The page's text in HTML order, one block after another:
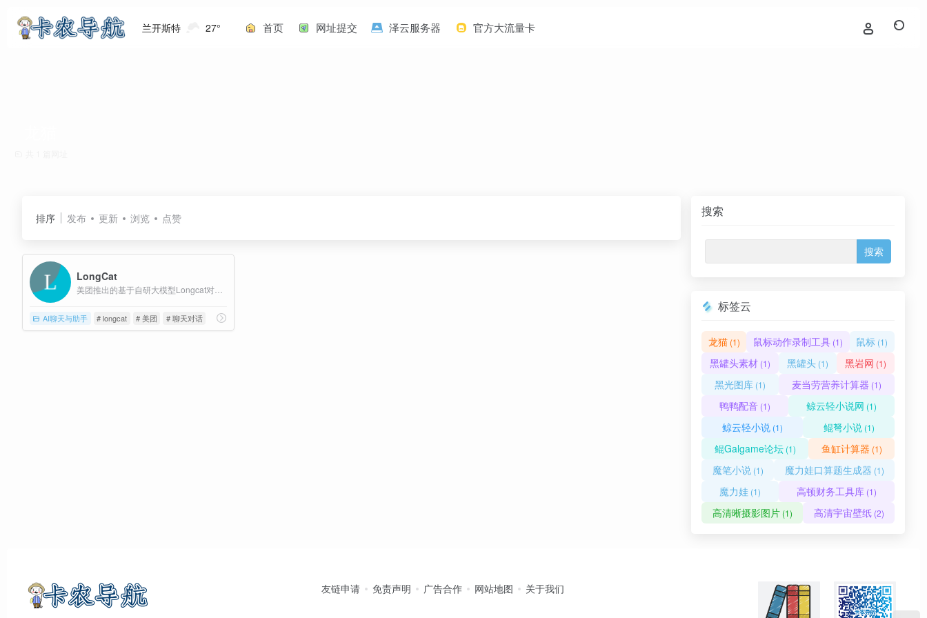
兰开斯特 27° 首页 网址提交 泽云服务器 官方大流量卡
排序 发布 更新 浏览 点赞
LongCat
AI聊天与助手 # longcat # 美团 # 聊天对话
搜索
标签云
龙猫(1) 鼠标动作录制工具(1) 鼠标 (1)
黑罐头素材 (1) 黑罐头 (1) 黑岩网 (1)
黑光图库 (1) 麦当劳营养计算器 (1)
鸭鸭配音 (1) 鲸云轻小说网 (1)
鲸云轻小说(1) 鲲弩小说(1)
鲲Galgame论坛(1) 鱼缸计算器 (1)
魔笔小说(1) 魔力娃口算题生成器 (1)
魔力娃 (1) 高顿财务工具库 (1)
高清晰摄影图片(1) 高清宇宙壁纸(2)
友链申请 免责声明 广告合作 网站地图 关于我们